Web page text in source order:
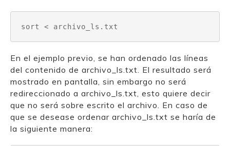
sort < archivo_ls.txt
En el ejemplo previo, se han ordenado las líneas
del contenido de archivo_ls.txt. El resultado será
mostrado en pantalla, sin embargo no será
redireccionado a archivo_ls.txt, esto quiere decir
que no será sobre escrito el archivo. En caso de
que se desease ordenar archivo_ls.txt se haría de
la siguiente manera: